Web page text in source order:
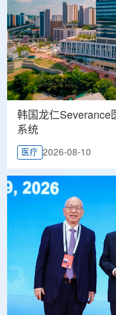
韩国龙仁Severance
系统
医疗 2026-08-10